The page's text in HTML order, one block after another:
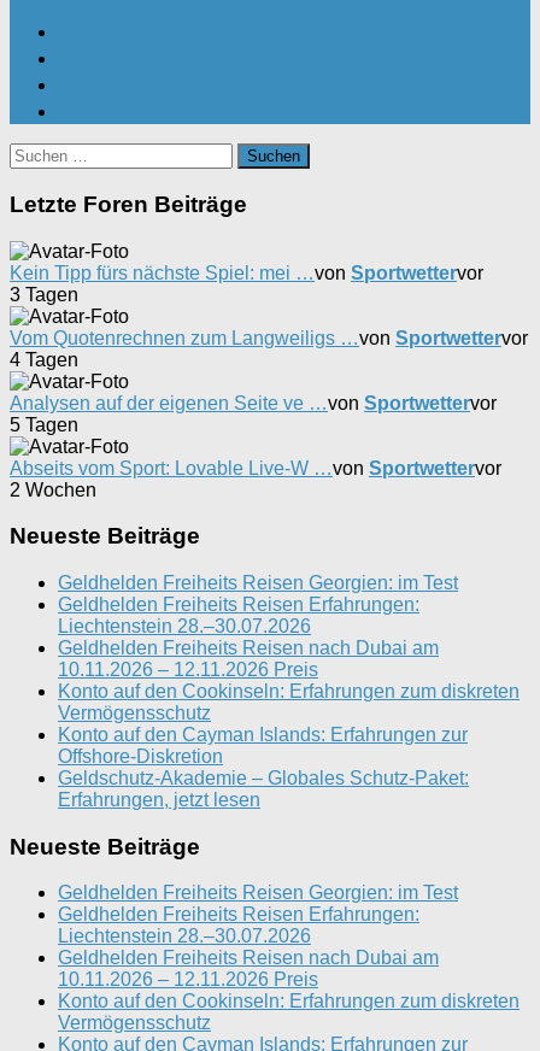
Suchen
nach:
Letzte Foren Beiträge
Kein Tipp fürs nächste Spiel: mei …von Sportwettervor
3 Tagen
Vom Quotenrechnen zum Langweiligs …von Sportwettervor
4 Tagen
Analysen auf der eigenen Seite ve …von Sportwettervor
5 Tagen
Abseits vom Sport: Lovable Live-W …von Sportwettervor
2 Wochen
Neueste Beiträge
Geldhelden Freiheits Reisen Georgien: im Test
Geldhelden Freiheits Reisen Erfahrungen:
Liechtenstein 28.–30.07.2026
Geldhelden Freiheits Reisen nach Dubai am
10.11.2026 – 12.11.2026 Preis
Konto auf den Cookinseln: Erfahrungen zum diskreten
Vermögensschutz
Konto auf den Cayman Islands: Erfahrungen zur
Offshore-Diskretion
Geldschutz-Akademie – Globales Schutz-Paket:
Erfahrungen, jetzt lesen
Neueste Beiträge
Geldhelden Freiheits Reisen Georgien: im Test
Geldhelden Freiheits Reisen Erfahrungen:
Liechtenstein 28.–30.07.2026
Geldhelden Freiheits Reisen nach Dubai am
10.11.2026 – 12.11.2026 Preis
Konto auf den Cookinseln: Erfahrungen zum diskreten
Vermögensschutz
Konto auf den Cayman Islands: Erfahrungen zur